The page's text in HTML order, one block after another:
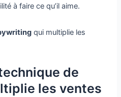
à faire ce qu’il aime.
qui multiplie les
de
les ventes